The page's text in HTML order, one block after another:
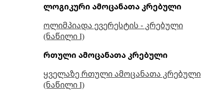
ლოგიკური ამოცანათა კრებული
ოლიმპიადა ევერესტის - კრებული
(ნაწილი I)
რთული ამოცანათა კრებული
ყველაზე რთული ამოცანათა კრებული
(ნაწილი I)